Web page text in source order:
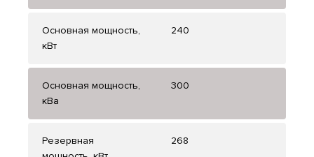
Основная мощность,
кВт
240
Основная мощность,
кВа
300
Резервная
268